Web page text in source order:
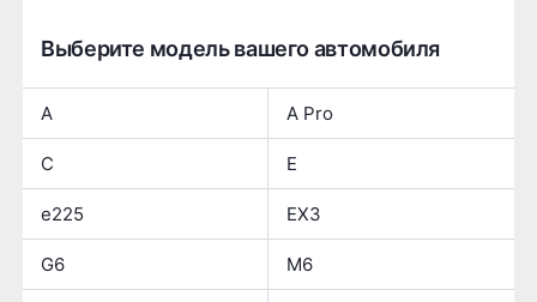
Выберите модель вашего автомобиля
A A Pro
C E
e225 EX3
G6 M6